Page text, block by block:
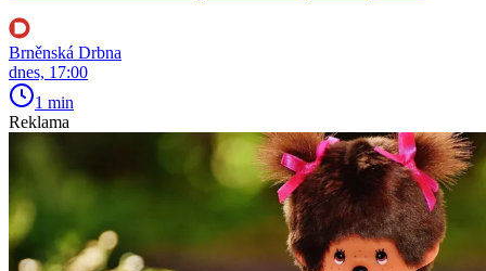
Brněnská Drbna
dnes, 17:00
1 min
Reklama